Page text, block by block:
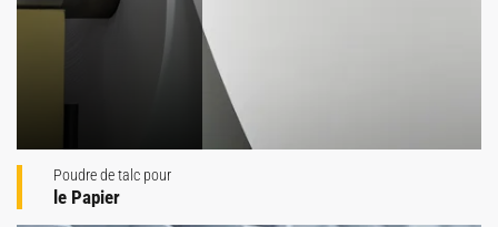
Poudre de talc pour
le Papier